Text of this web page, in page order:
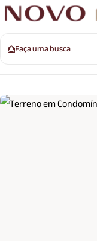
Faça uma busca